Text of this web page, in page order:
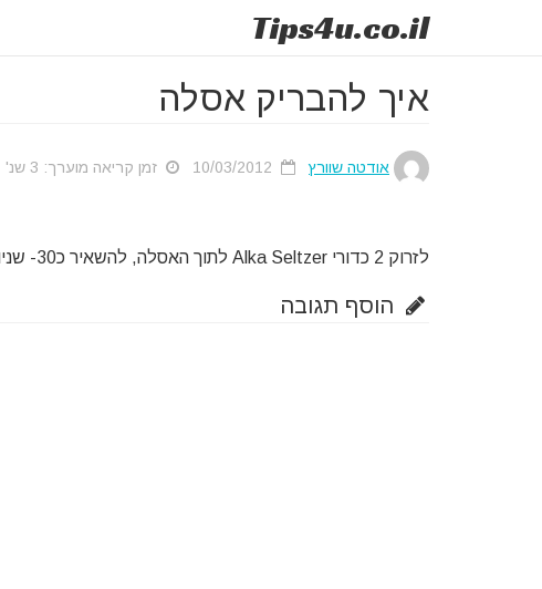
Tips4u.co.il
איך להבריק אסלה
אודטה שוורץ זמן קריאה מוערך: 3 שנ'
לזרוק 2 כדורי Alka Seltzer לתוך האסלה, להשאיר כ30- שניות ולפתוח מים.
הוסף תגובה